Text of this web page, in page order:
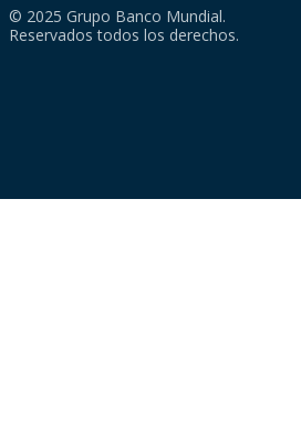
© 2025 Grupo Banco Mundial.
Reservados todos los derechos.